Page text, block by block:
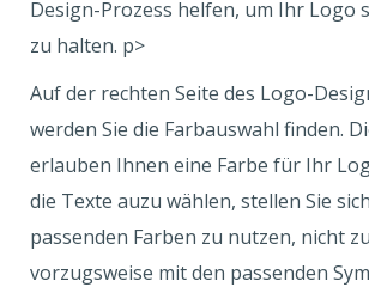
Design-Prozess helfen, um Ihr Logo
zu halten. p>
Auf der rechten Seite des Logo-
werden Sie die Farbauswahl finden.
erlauben Ihnen eine Farbe für Ihr
die Texte auzu wählen, stellen Sie
passenden Farben zu nutzen, nicht
vorzugsweise mit den passenden